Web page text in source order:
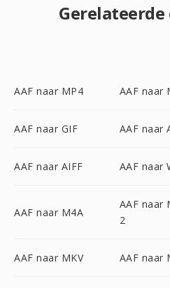
Gerelateerde
AAF naar MP4 AAF naar
AAF naar GIF AAF naar
AAF naar AIFF AAF naar
AAF naar M4A
AAF naar
2
AAF naar MKV AAF naar